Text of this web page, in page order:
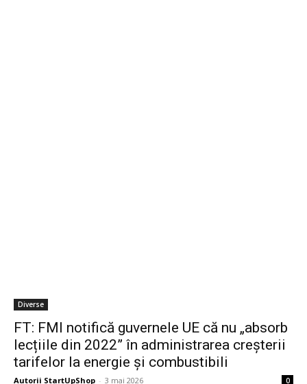
Diverse
FT: FMI notifică guvernele UE că nu „absorb
lecțiile din 2022” în administrarea creșterii
tarifelor la energie și combustibili
Autorii StartUpShop - 3 mai 2026 0